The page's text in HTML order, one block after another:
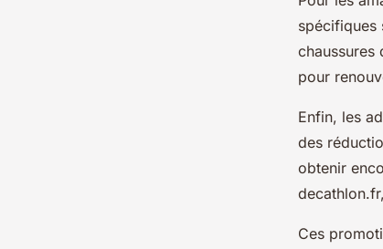
spécifiques
chaussures
pour
Enfin, les
des
obtenir
Ces